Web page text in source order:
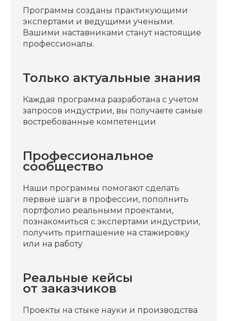
Программы созданы практикующими
экспертами и ведущими учеными.
Вашими наставниками станут настоящие
профессионалы.
Только актуальные знания
Каждая программа разработана с учетом
запросов индустрии, вы получаете самые
востребованные компетенции
Профессиональное
сообщество
Наши программы помогают сделать
первые шаги в профессии, пополнить
портфолио реальными проектами,
познакомиться с экспертами индустрии,
получить приглашение на стажировку
или на работу
Реальные кейсы
от заказчиков
Проекты на стыке науки и производства